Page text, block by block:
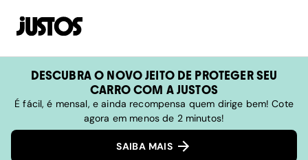
DESCUBRA O NOVO JEITO DE PROTEGER SEU
CARRO COM A JUSTOS
É fácil, é mensal, e ainda recompensa quem dirige bem! Cote
agora em menos de 2 minutos!
SAIBA MAIS